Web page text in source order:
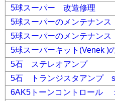
5球スーパー 改造修理
5球スーパーのメンテナン
5球スーパーのメンテナン
5球スーパーキット(Venek )
5石 ステレオアンプ
5石 トランジスタアンプ
6AK5トーンコントロール